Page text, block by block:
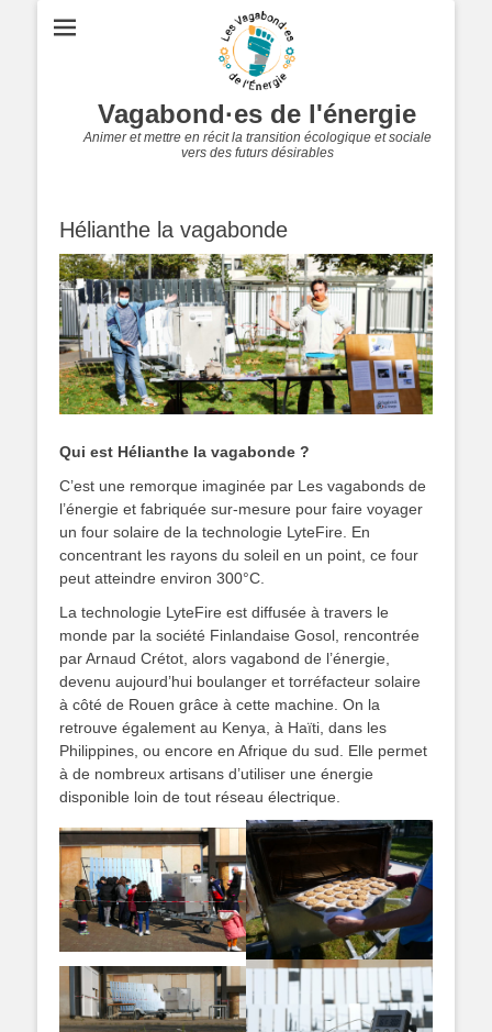
Vagabond·es de l'énergie
Animer et mettre en récit la transition écologique et sociale
vers des futurs désirables
Hélianthe la vagabonde
Qui est Hélianthe la vagabonde ?
C’est une remorque imaginée par Les vagabonds de
l’énergie et fabriquée sur-mesure pour faire voyager
un four solaire de la technologie LyteFire. En
concentrant les rayons du soleil en un point, ce four
peut atteindre environ 300°C.
La technologie LyteFire est diffusée à travers le
monde par la société Finlandaise Gosol, rencontrée
par Arnaud Crétot, alors vagabond de l’énergie,
devenu aujourd’hui boulanger et torréfacteur solaire
à côté de Rouen grâce à cette machine. On la
retrouve également au Kenya, à Haïti, dans les
Philippines, ou encore en Afrique du sud. Elle permet
à de nombreux artisans d’utiliser une énergie
disponible loin de tout réseau électrique.